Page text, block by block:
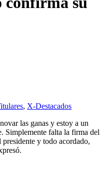
, X-Destacados
las ganas y estoy a un
Simplemente falta la firma del
y todo acordado,